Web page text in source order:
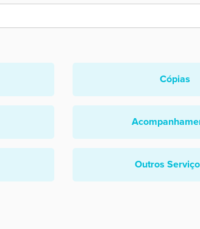
Cópias
Outros